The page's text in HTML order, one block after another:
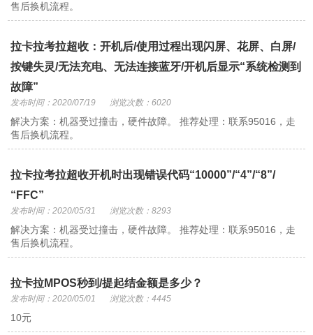
售后换机流程。
拉卡拉考拉超收：开机后/使用过程出现闪屏、花屏、白屏/
按键失灵/无法充电、无法连接蓝牙/开机后显示“系统检测到
故障”
发布时间：2020/07/19 浏览次数：6020
解决方案：机器受过撞击，硬件故障。 推荐处理：联系95016，走
售后换机流程。
拉卡拉考拉超收开机时出现错误代码“10000”/“4”/“8”/
“FFC”
发布时间：2020/05/31 浏览次数：8293
解决方案：机器受过撞击，硬件故障。 推荐处理：联系95016，走
售后换机流程。
拉卡拉MPOS秒到/提起结金额是多少？
发布时间：2020/05/01 浏览次数：4445
10元